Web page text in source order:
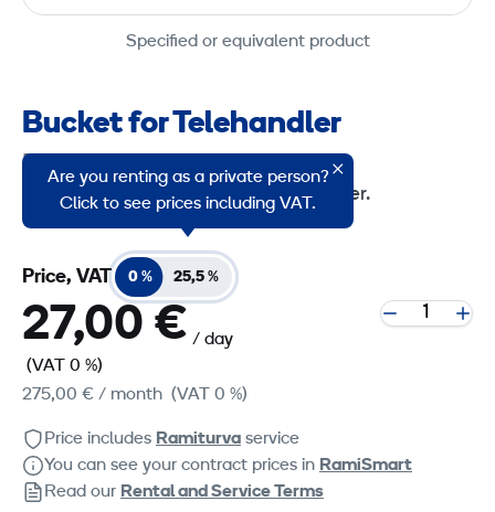
Specified or equivalent product
Bucket for Telehandler
Product group code: 2257130
Bucket for Manitou MT932 telehandler.
Are you renting as a private person?
Click to see prices including VAT.
Price, VAT 0 % 25,5 %
27,00 € / day
(VAT 0 %)
275,00 € / month (VAT 0 %)
Price includes Ramiturva service
You can see your contract prices in RamiSmart
Read our Rental and Service Terms